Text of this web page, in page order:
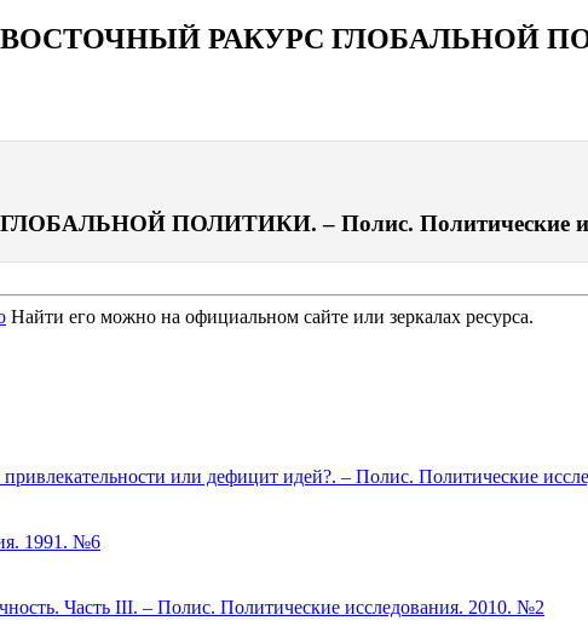
РАКУРС ГЛОБАЛЬНОЙ
ПОЛИТИКИ. – Полис. Политические
Найти его можно на официальном сайте или зеркалах ресурса.
или дефицит идей?. – Полис. Политические
1991. №6
Часть III. – Полис. Политические исследования. 2010. №2